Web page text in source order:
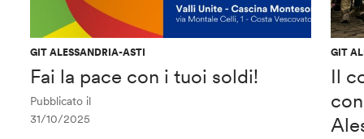
GIT ALESSANDRIA-ASTI
Fai la pace con i tuoi soldi!
Pubblicato il
31/10/2025
GIT
Il